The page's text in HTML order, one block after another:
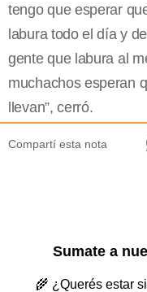
tengo que esperar
labura todo el día y
gente que labura al
muchachos esperan
llevan”, cerró.
Compartí esta nota
Sumate a
🌾 ¿Querés estar